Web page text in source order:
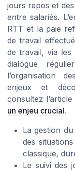
jours repos et
entre salariés.
RTT et la paie
de travail
de travail, via les
dialogue
l’organisation
enjeux et
consultez l’article
un enjeu crucial.
La gestion
des
classique,
Le suivi des